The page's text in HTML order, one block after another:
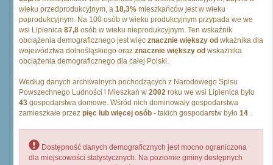
wieku przedprodukcyjnym, a 18,3% mieszkańców jest w wieku
poprodukcyjnym. Na 100 osób w wieku produkcyjnym przypada we we
wsi Lipienica 87,8 osób w wieku nieprodukcyjnym. Ten wskaźnik
obciążenia demograficznego jest więc znacznie większy od wkażnika dla
województwa dolnośląskiego oraz znacznie większy od wskażnika
obciążenia demograficznego dla całej Polski.
Według danych archiwalnych pochodzących z Narodowego Spisu
Powszechnego Ludności i Mieszkań w 2002 roku we wsi Lipienica było
43 gospodarstwa domowe. Wśród nich dominowały gospodarstwa
zamieszkałe przez pięc lub więcej osób - takich gospodarstw było 14 .
Dostępność danych demograficznych jest mocno ograniczona
dla miejscowości statystycznych. Na poziomie gminy dostępnych